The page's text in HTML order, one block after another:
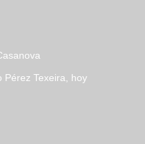
Pérez Texeira, hoy